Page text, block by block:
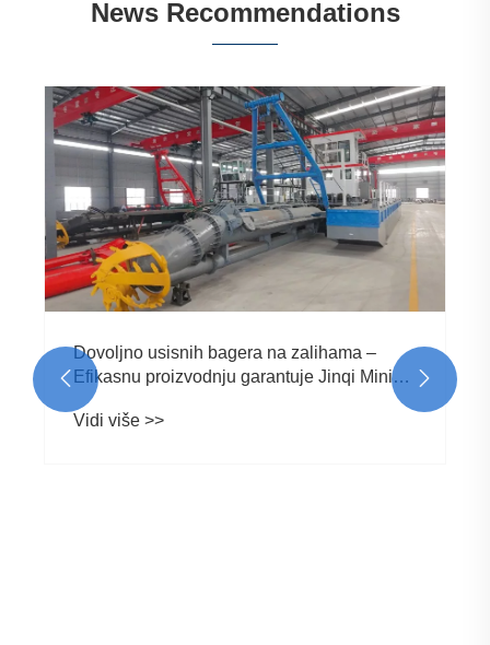
News Recommendations
Šta čini mali usisni bager s plitkom vodom
najboljim izborom za efikasne projekte
jaružanja?
Vidi više >>
 